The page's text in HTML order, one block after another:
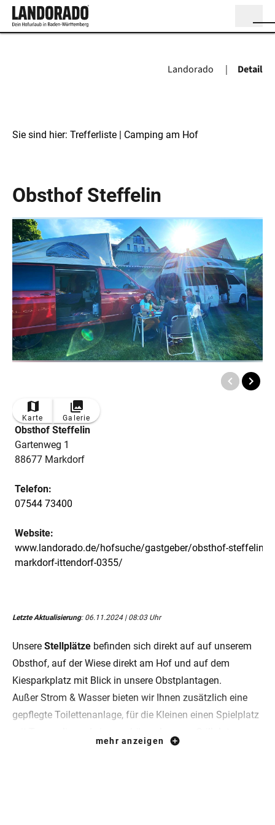
Detail
Sie sind hier: Trefferliste | Camping am Hof
Obsthof Steffelin
Karte Galerie
Obsthof Steffelin
Gartenweg 1
88677 Markdorf
Telefon:
07544 73400
Website:
www.landorado.de/hofsuche/gastgeber/obsthof-steffelin-
markdorf-ittendorf-0355/
Letzte Aktualisierung: 06.11.2024 | 08:03 Uhr
Unsere Stellplätze befinden sich direkt auf auf unserem
Obsthof, auf der Wiese direkt am Hof und auf dem
Kiesparkplatz mit Blick in unsere Obstplantagen.
Außer Strom & Wasser bieten wir Ihnen zusätzlich eine
gepflegte Toilettenanlage, für die Kleinen einen Spielplatz
mehr anzeigen